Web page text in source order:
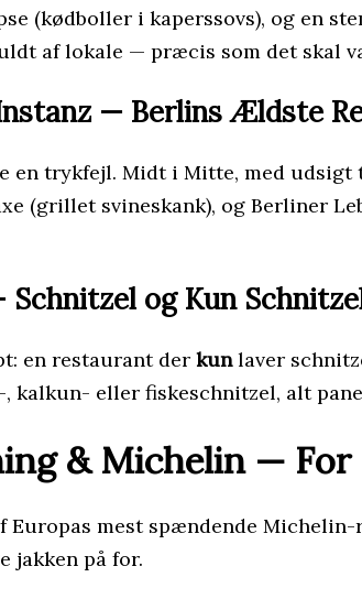
(kødboller i kaperssovs), og en
af lokale — præcis som det skal
— Berlins Ældste
en trykfejl. Midt i Mitte, med
(grillet svineskank), og Berliner
og Kun
en restaurant der kunlaver
kalkun- eller fiskeschnitzel, alt
& Michelin —
Europas mest spændende
jakken på for.